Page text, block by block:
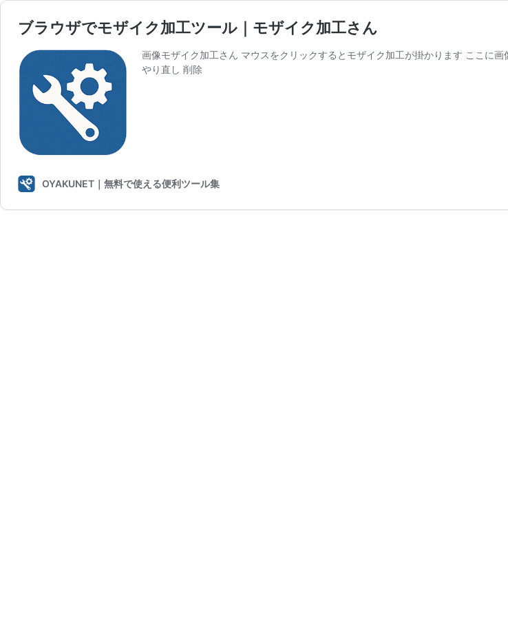
ブラウザでモザイク加工ツール｜モザイク加工さん
画像モザイク加工さん マウスをクリックするとモザイク加工が掛かります ここに
やり直し 削除
OYAKUNET｜無料で使える便利ツール集